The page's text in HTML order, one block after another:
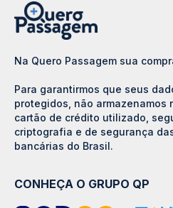
Na Quero Passagem sua
Para garantirmos que seus
protegidos, não armazenamos
cartão de crédito utilizado,
criptografia e de segurança
bancárias do Brasil.
CONHEÇA O GRUPO QP